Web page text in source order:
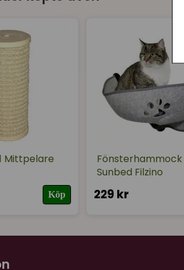
Mittpelare
Köp
Fönsterhammock
Sunbed Filzino
229 kr